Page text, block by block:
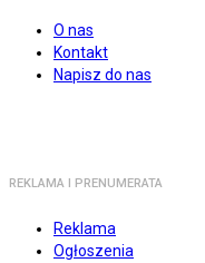
O nas
Kontakt
Napisz do nas
REKLAMA I PRENUMERATA
Reklama
Ogłoszenia